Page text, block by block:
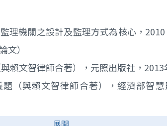
理機關之設計及監理方式為核心，
文）
賴文智律師合著），元照出版社，
（與賴文智律師合著），經濟部智
（多人合著），讀享數位，2018年05月